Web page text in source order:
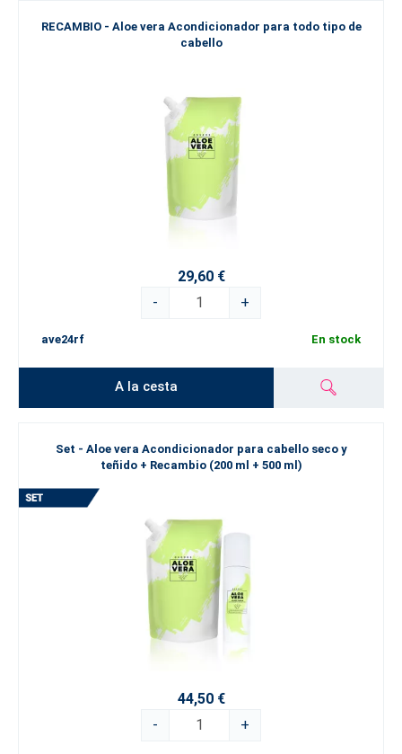
RECAMBIO - Aloe vera Acondicionador para todo tipo de
cabello
29,60 €
-
+
ave24rf En stock
A la cesta
Set - Aloe vera Acondicionador para cabello seco y
teñido + Recambio (200 ml + 500 ml)
44,50 €
-
+